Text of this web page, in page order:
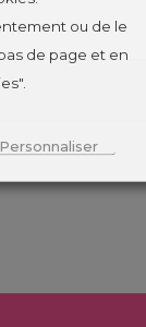
ou de le
de page et en
Personnaliser